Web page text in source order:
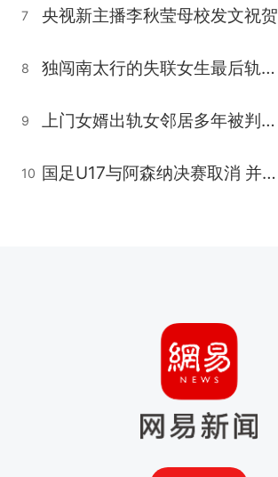
7 央视新主播李秋莹母校发文祝贺
8 独闯南太行的失联女生最后轨迹已确认
9 上门女婿出轨女邻居多年被判重婚罪
10 国足U17与阿森纳决赛取消 并列冠军